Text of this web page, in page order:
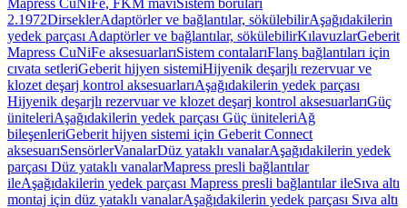
Mapress CuNiFe, FKM maviSistem boruları
2.1972DirseklerAdaptörler ve bağlantılar, sökülebilirAşağıdakilerin
yedek parçası Adaptörler ve bağlantılar, sökülebilirKılavuzlarGeberit
Mapress CuNiFe aksesuarlarıSistem contalarıFlanş bağlantıları için
cıvata setleriGeberit hijyen sistemiHijyenik deşarjlı rezervuar ve
klozet deşarj kontrol aksesuarlarıAşağıdakilerin yedek parçası
Hijyenik deşarjlı rezervuar ve klozet deşarj kontrol aksesuarlarıGüç
üniteleriAşağıdakilerin yedek parçası Güç üniteleriAğ
bileşenleriGeberit hijyen sistemi için Geberit Connect
aksesuarıSensörlerVanalarDüz yataklı vanalarAşağıdakilerin yedek
parçası Düz yataklı vanalarMapress presli bağlantılar
ileAşağıdakilerin yedek parçası Mapress presli bağlantılar ileSıva altı
montaj için düz yataklı vanalarAşağıdakilerin yedek parçası Sıva altı